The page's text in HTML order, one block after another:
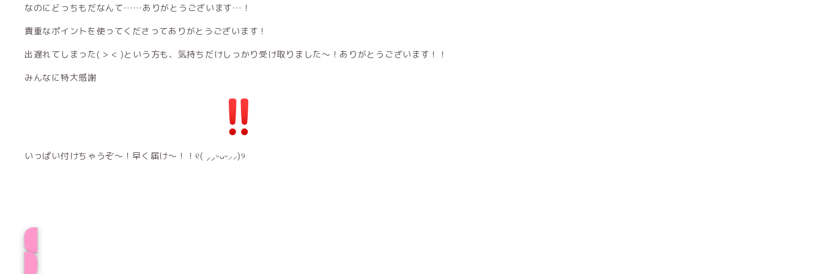
なのにどっちもだなんて……ありがとうございます…！
貴重なポイントを使ってくださってありがとうございます！
出遅れてしまった( > < )という方も、気持ちだけしっかり受け取りました〜！ありがとうございます！！
みんなに特大感謝
いっぱい付けちゃうぞ〜！早く届け〜！！୧( ⸝⸝ᵕᴗᵕ⸝⸝)୨